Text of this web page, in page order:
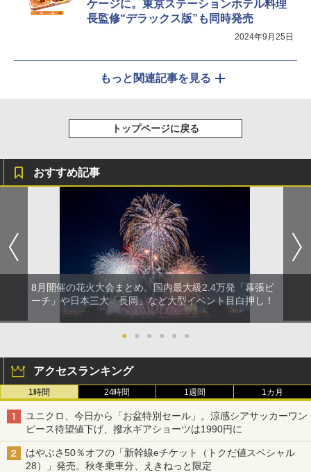
ケージに。東京ステーションホテル料理
長監修“デラックス版”も同時発売
2024年9月25日
もっと関連記事を見る
トップページに戻る
おすすめ記事
8月開催の花火大会まとめ。国内最大級2.4万発「幕張ビ
ーチ」や日本三大「長岡」など大型イベント目白押し！
● ● ● ● ● ●
アクセスランキング
1時間 24時間 1週間 1カ月
ユニクロ、今日から「お盆特別セール」。涼感シアサッカーワン
ピース待望値下げ、撥水ギアショーツは1990円に
はやぶさ50％オフの「新幹線eチケット（トクだ値スペシャル
28）」発売。秋冬乗車分、えきねっと限定